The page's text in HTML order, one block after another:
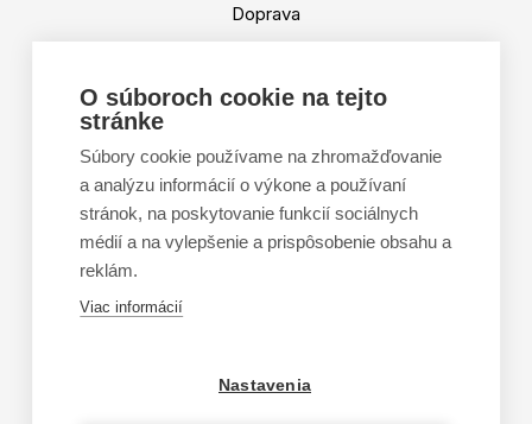
Doprava
Výmena a vrátenie tovaru
Doporučená dĺžka lyží
Vypaľovanie papúč
Veľkosti skeletu lyžiarok
Platforma na riešenie sporov online (ODR)
Formulár na odstúpenie od zmluvy
O súboroch cookie na tejto
stránke
Súbory cookie používame na zhromažďovanie
a analýzu informácií o výkone a používaní
stránok, na poskytovanie funkcií sociálnych
médií a na vylepšenie a prispôsobenie obsahu a
reklám.
Viac informácií
Nastavenia